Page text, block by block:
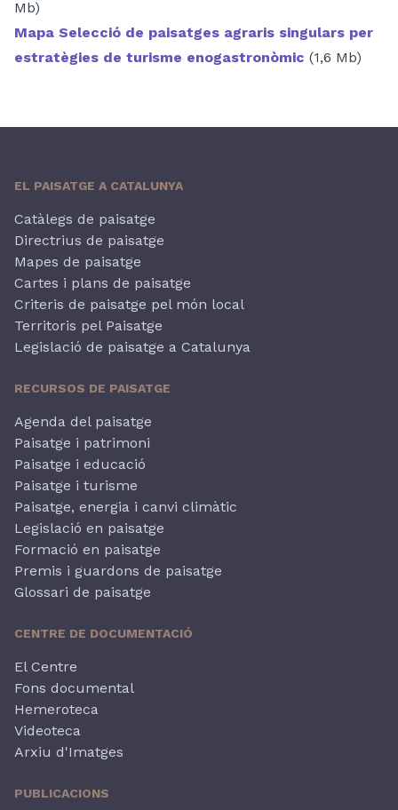
Mb)
Mapa Selecció de paisatges agraris singulars per
estratègies de turisme enogastronòmic (1,6 Mb)
EL PAISATGE A CATALUNYA
Catàlegs de paisatge
Directrius de paisatge
Mapes de paisatge
Cartes i plans de paisatge
Criteris de paisatge pel món local
Territoris pel Paisatge
Legislació de paisatge a Catalunya
RECURSOS DE PAISATGE
Agenda del paisatge
Paisatge i patrimoni
Paisatge i educació
Paisatge i turisme
Paisatge, energia i canvi climàtic
Legislació en paisatge
Formació en paisatge
Premis i guardons de paisatge
Glossari de paisatge
CENTRE DE DOCUMENTACIÓ
El Centre
Fons documental
Hemeroteca
Videoteca
Arxiu d'Imatges
PUBLICACIONS